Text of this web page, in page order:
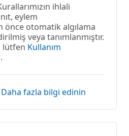
ihlali
eylem
önce otomatik algılama
veya tanımlanmıştır.
lütfen Kullanım
Daha fazla bilgi edinin